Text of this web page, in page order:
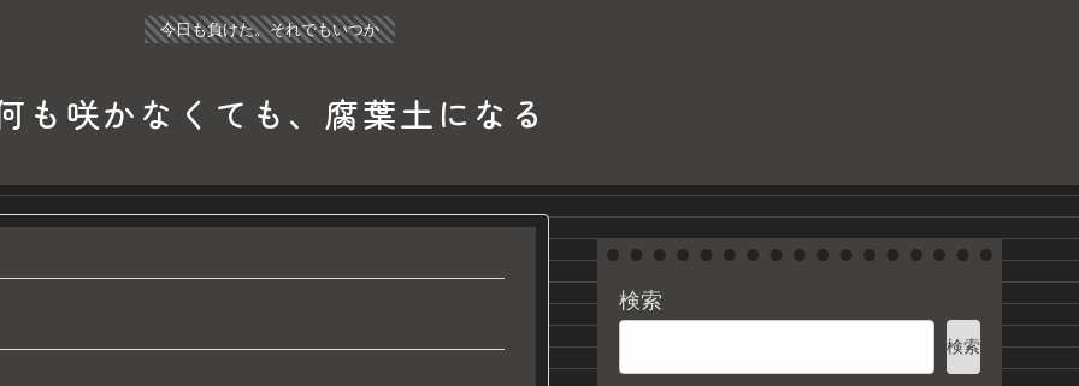
今日も負けた。それでもいつか
も咲かなくても、腐葉土になる
検索
検索